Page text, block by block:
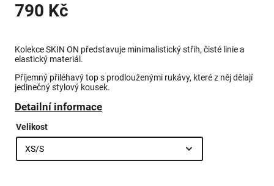
790 Kč
Kolekce SKIN ON představuje minimalistický střih, čisté linie a
elastický materiál.
Příjemný přiléhavý top s prodlouženými rukávy, které z něj dělají
jedinečný stylový kousek.
Detailní informace
Velikost